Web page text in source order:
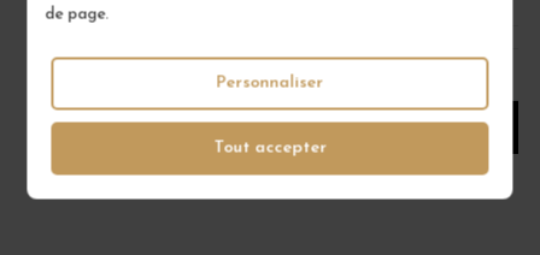
de page.
Tout accepter
Personnaliser
AJOUTER AU PANIER